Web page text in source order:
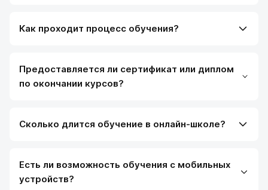
Как проходит процесс обучения?
Предоставляется ли сертификат или диплом
по окончании курсов?
Сколько длится обучение в онлайн-школе?
Есть ли возможность обучения с мобильных
устройств?